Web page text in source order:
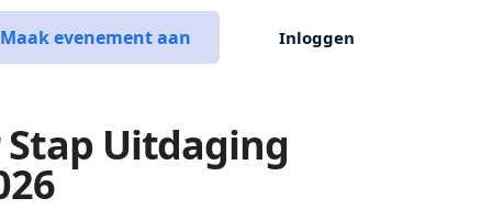
Maak evenement aan Inloggen
Uitdaging